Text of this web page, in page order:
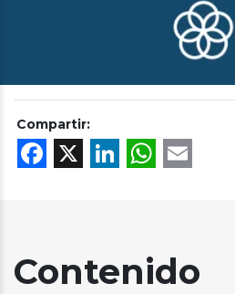
Compartir:
Facebook
X LinkedIn
Contenido